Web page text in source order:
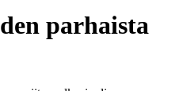
parhaista